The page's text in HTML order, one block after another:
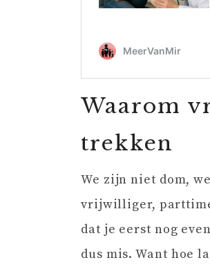
Waarom
trekken
We zijn niet dom,
vrijwilliger,
dat je eerst nog
dus mis. Want hoe